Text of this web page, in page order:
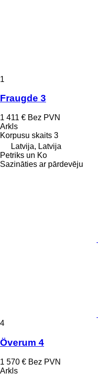
1
Fraugde 3
1 411 € Bez PVN
Arkls
Korpusu skaits 3
Latvija, Latvija
Petriks un Ko
Sazināties ar pārdevēju
4
Överum 4
1 570 € Bez PVN
Arkls